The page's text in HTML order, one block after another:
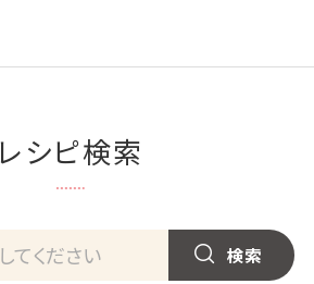
レシピ検索